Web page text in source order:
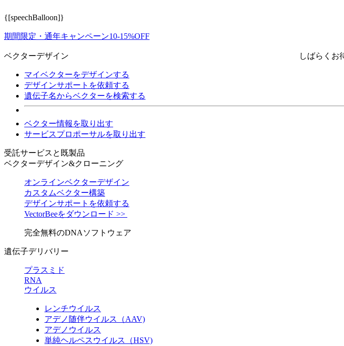
{[speechBalloon]}
期間限定・通年キャンペーン10-15%OFF
しばらくお
ベクターデザイン
マイベクターをデザインする
デザインサポートを依頼する
遺伝子名からベクターを検索する
ベクター情報を取り出す
サービスプロポーサルを取り出す
受託サービスと既製品
ベクターデザイン&クローニング
オンラインベクターデザイン
カスタムベクター構築
デザインサポートを依頼する
VectorBeeをダウンロード >>
完全無料のDNAソフトウェア
遺伝子デリバリー
プラスミド
RNA
ウイルス
レンチウイルス
アデノ随伴ウイルス（AAV)
アデノウイルス
単純ヘルペスウイルス（HSV)